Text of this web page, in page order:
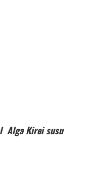
Alga Kirei susu